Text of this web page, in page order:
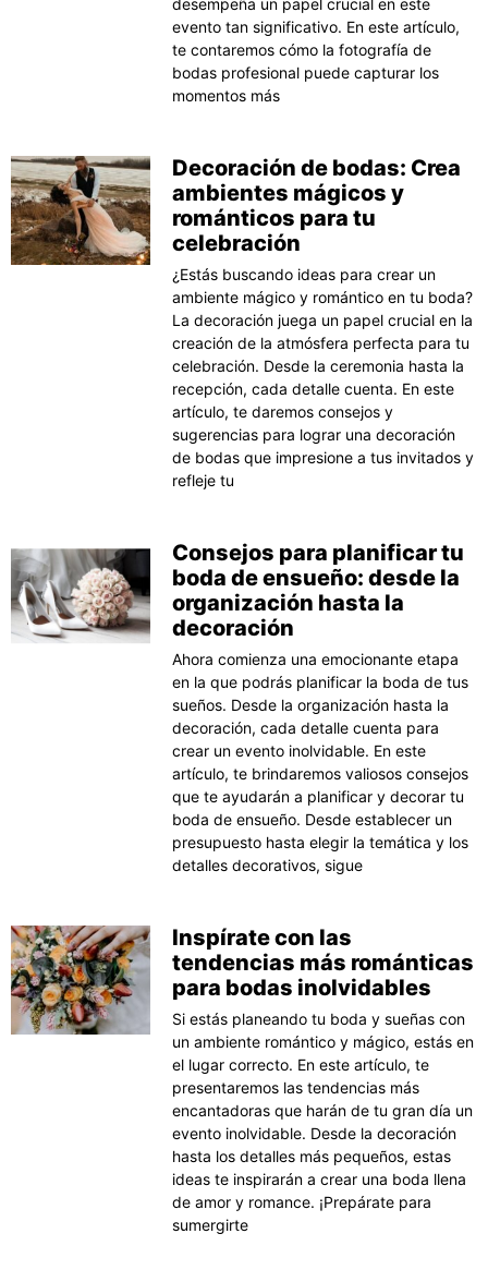
evento tan significativo. En este artículo,
te contaremos cómo la fotografía de
bodas profesional puede capturar los
momentos más
Decoración de bodas: Crea
ambientes mágicos y
románticos para tu
celebración
¿Estás buscando ideas para crear un
ambiente mágico y romántico en tu boda?
La decoración juega un papel crucial en la
creación de la atmósfera perfecta para tu
celebración. Desde la ceremonia hasta la
recepción, cada detalle cuenta. En este
artículo, te daremos consejos y
sugerencias para lograr una decoración
de bodas que impresione a tus invitados y
refleje tu
Consejos para planificar tu
boda de ensueño: desde la
organización hasta la
decoración
Ahora comienza una emocionante etapa
en la que podrás planificar la boda de tus
sueños. Desde la organización hasta la
decoración, cada detalle cuenta para
crear un evento inolvidable. En este
artículo, te brindaremos valiosos consejos
que te ayudarán a planificar y decorar tu
boda de ensueño. Desde establecer un
presupuesto hasta elegir la temática y los
detalles decorativos, sigue
Inspírate con las
tendencias más románticas
para bodas inolvidables
Si estás planeando tu boda y sueñas con
un ambiente romántico y mágico, estás en
el lugar correcto. En este artículo, te
presentaremos las tendencias más
encantadoras que harán de tu gran día un
evento inolvidable. Desde la decoración
hasta los detalles más pequeños, estas
ideas te inspirarán a crear una boda llena
de amor y romance. ¡Prepárate para
sumergirte